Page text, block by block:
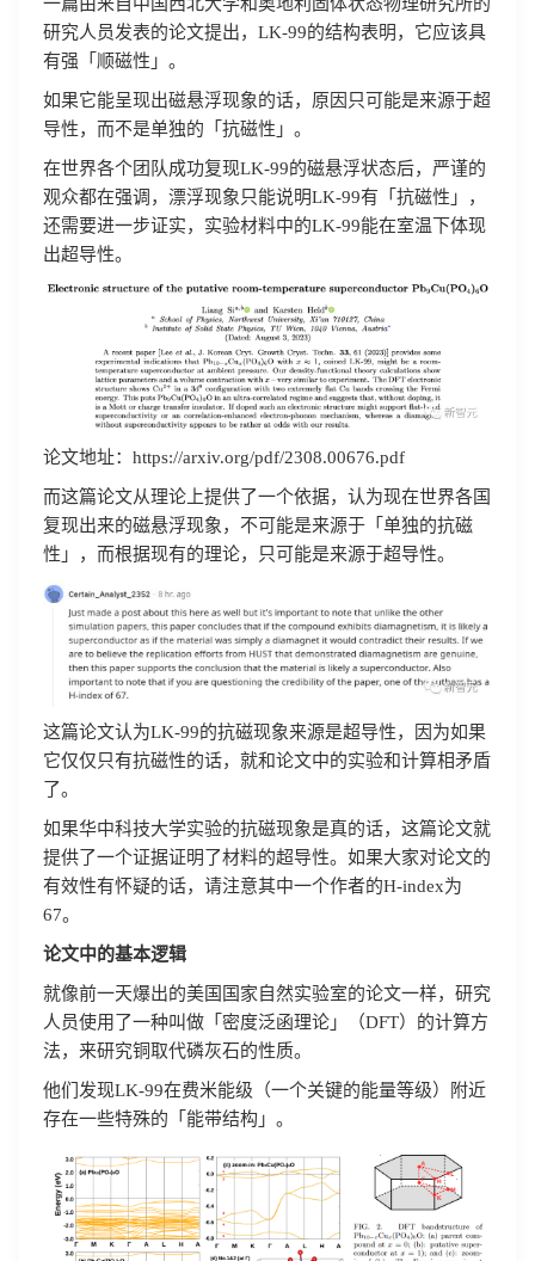
研究人员发表的论文提出，LK-99的结构表明，它应该具
有强「顺磁性」。
如果它能呈现出磁悬浮现象的话，原因只可能是来源于超
导性，而不是单独的「抗磁性」。
在世界各个团队成功复现LK-99的磁悬浮状态后，严谨的
观众都在强调，漂浮现象只能说明LK-99有「抗磁性」，
还需要进一步证实，实验材料中的LK-99能在室温下体现
出超导性。
论文地址：https://arxiv.org/pdf/2308.00676.pdf
而这篇论文从理论上提供了一个依据，认为现在世界各国
复现出来的磁悬浮现象，不可能是来源于「单独的抗磁
性」，而根据现有的理论，只可能是来源于超导性。
这篇论文认为LK-99的抗磁现象来源是超导性，因为如果
它仅仅只有抗磁性的话，就和论文中的实验和计算相矛盾
了。
如果华中科技大学实验的抗磁现象是真的话，这篇论文就
提供了一个证据证明了材料的超导性。如果大家对论文的
有效性有怀疑的话，请注意其中一个作者的H-index为
67。
论文中的基本逻辑
就像前一天爆出的美国国家自然实验室的论文一样，研究
人员使用了一种叫做「密度泛函理论」（DFT）的计算方
法，来研究铜取代磷灰石的性质。
他们发现LK-99在费米能级（一个关键的能量等级）附近
存在一些特殊的「能带结构」。